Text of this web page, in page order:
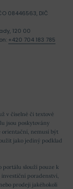
v číselné či textové
jsou poskytovány
nemusí být
jako jediný podklad
portálu slouží pouze k
poradenství,
prodeji jakéhokoli
08446563, DIČ
120 00
+420 704 183 785